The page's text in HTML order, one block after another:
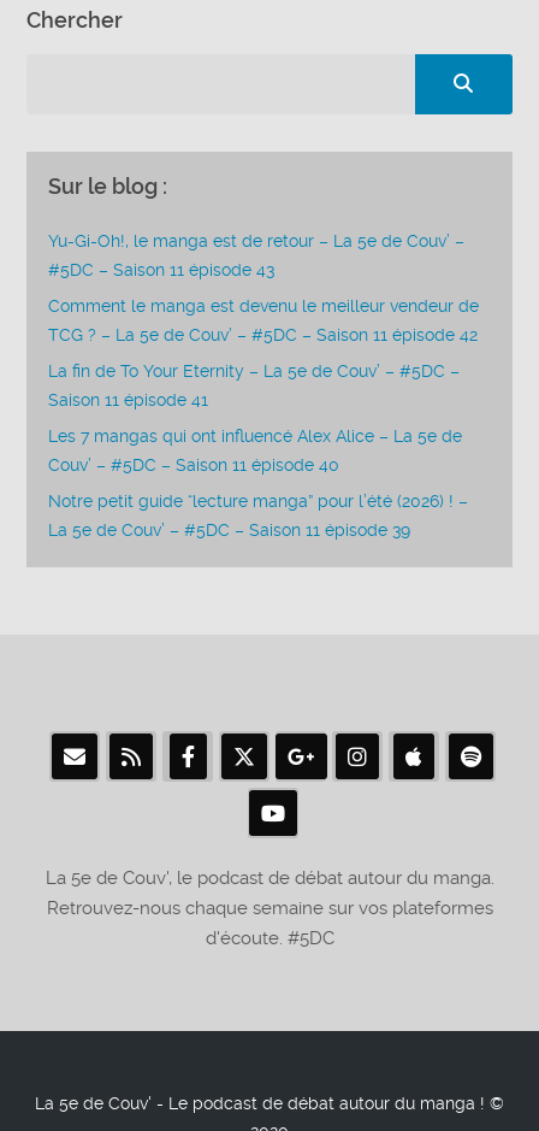
Chercher
Sur le blog :
Yu-Gi-Oh!, le manga est de retour – La 5e de Couv’ –
#5DC – Saison 11 épisode 43
Comment le manga est devenu le meilleur vendeur de
TCG ? – La 5e de Couv’ – #5DC – Saison 11 épisode 42
La fin de To Your Eternity – La 5e de Couv’ – #5DC –
Saison 11 épisode 41
Les 7 mangas qui ont influencé Alex Alice – La 5e de
Couv’ – #5DC – Saison 11 épisode 40
Notre petit guide “lecture manga” pour l’été (2026) ! –
La 5e de Couv’ – #5DC – Saison 11 épisode 39
La 5e de Couv', le podcast de débat autour du manga.
Retrouvez-nous chaque semaine sur vos plateformes
d'écoute. #5DC
La 5e de Couv' - Le podcast de débat autour du manga ! ©